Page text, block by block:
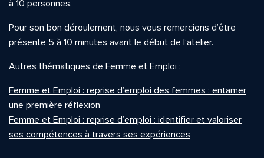
à 10 personnes.
Pour son bon déroulement, nous vous remercions d’être
présente 5 à 10 minutes avant le début de l’atelier.
Autres thématiques de Femme et Emploi :
Femme et Emploi : reprise d’emploi des femmes : entamer
une première réflexion
Femme et Emploi : reprise d’emploi : identifier et valoriser
ses compétences à travers ses expériences